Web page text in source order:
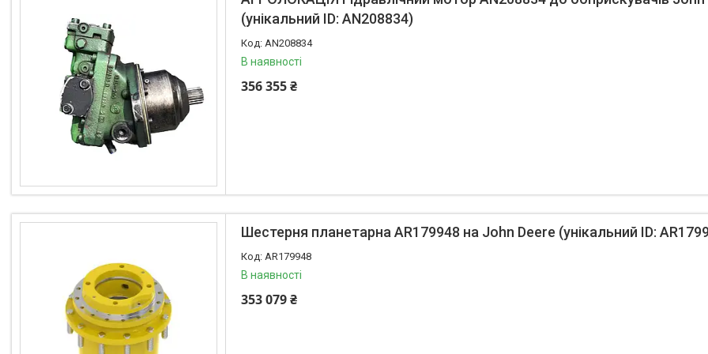
(унікальний ID: AN208834)
AN208834
В наявності
356 355 ₴
Шестерня планетарна AR179948 на John Deere (унікальний ID:
AR179948
В наявності
353 079 ₴